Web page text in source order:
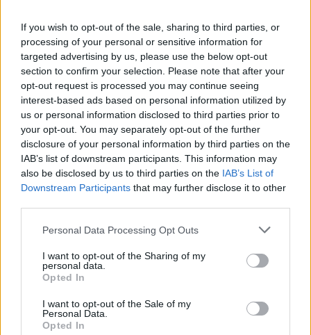
If you wish to opt-out of the sale, sharing to third parties, or
processing of your personal or sensitive information for
targeted advertising by us, please use the below opt-out
section to confirm your selection. Please note that after your
opt-out request is processed you may continue seeing
interest-based ads based on personal information utilized by
us or personal information disclosed to third parties prior to
your opt-out. You may separately opt-out of the further
disclosure of your personal information by third parties on the
IAB’s list of downstream participants. This information may
also be disclosed by us to third parties on the IAB’s List of
Downstream Participants that may further disclose it to other
Personal Data Processing Opt Outs
I want to opt-out of the Sharing of my
personal data.
Opted In
I want to opt-out of the Sale of my
Personal Data.
Opted In
το πενταετές πρόγραμμα ενίσχυσης του Τύπου
Ειδικό Χωροταξικό Πλαίσιο για
τον Τουρισμό: Στρατηγικό
εργαλείο για βιώσιμη
τουριστική ανάπτυξη
HELLENiQ ENERGY: Κέρδη 393
εκατ. ευρώ στο α' εξάμηνο –
Στα 734 εκατ. ευρώ τα EBITDA
Η Chery επενδύει 75 εκατ. δολάρια στην KG Mobility
Το FIAT 500 Hybrid τώρα από
18.990 ευρώ
Ατρόμητος και Novibet
συνεχίζουν μαζί: Ανανέωση της
συνεργασίας τους μέχρι το
18η συνεχόμενη χρονιά για τον ΟΤΕ στη διεθνή σειρά δεικτών